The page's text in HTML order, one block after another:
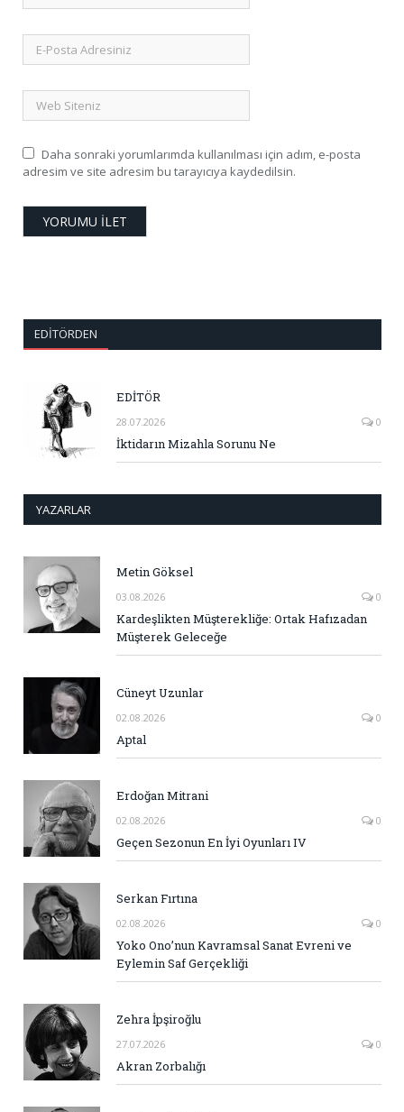
Daha sonraki yorumlarımda kullanılması için adım, e-posta
adresim ve site adresim bu tarayıcıya kaydedilsin.
EDITÖRDEN
EDİTÖR
28.07.2026 0
İktidarın Mizahla Sorunu Ne
YAZARLAR
Metin Göksel
03.08.2026 0
Kardeşlikten Müşterekliğe: Ortak Hafızadan
Müşterek Geleceğe
Cüneyt Uzunlar
02.08.2026 0
Aptal
Erdoğan Mitrani
02.08.2026 0
Geçen Sezonun En İyi Oyunları IV
Serkan Fırtına
02.08.2026 0
Yoko Ono’nun Kavramsal Sanat Evreni ve
Eylemin Saf Gerçekliği
Zehra İpşiroğlu
27.07.2026 0
Akran Zorbalığı